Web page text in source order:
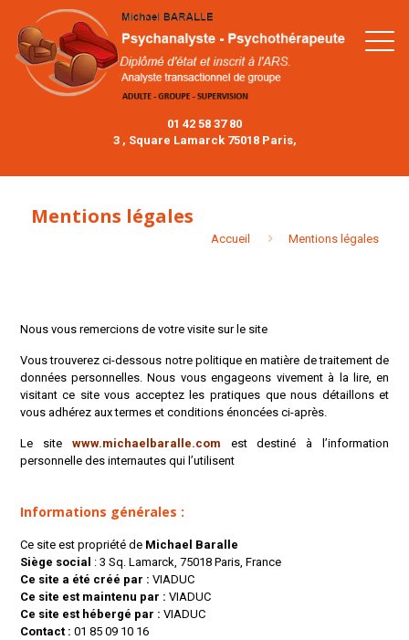
01 42 58 37 80
3 , Square Lamarck 75018 Paris,
Mentions légales
Accueil Mentions légales
Nous vous remercions de votre visite sur le site
Vous trouverez ci-dessous notre politique en matière de traitement de
données personnelles. Nous vous engageons vivement à la lire, en
visitant ce site vous acceptez les pratiques que nous détaillons et
vous adhérez aux termes et conditions énoncées ci-après.
Le site www.michaelbaralle.com est destiné à l’information
personnelle des internautes qui l’utilisent
Informations générales :
Ce site est propriété de Michael Baralle
Siège social : 3 Sq. Lamarck, 75018 Paris, France
Ce site a été créé par : VIADUC
Ce site est maintenu par : VIADUC
Ce site est hébergé par : VIADUC
Contact : 01 85 09 10 16